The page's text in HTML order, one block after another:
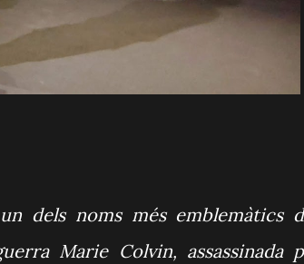
dels noms més emblemàtics
Marie Colvin, assassinada